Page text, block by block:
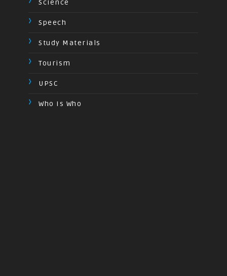
Science
Speech
Study Materials
Tourism
UPSC
Who Is Who